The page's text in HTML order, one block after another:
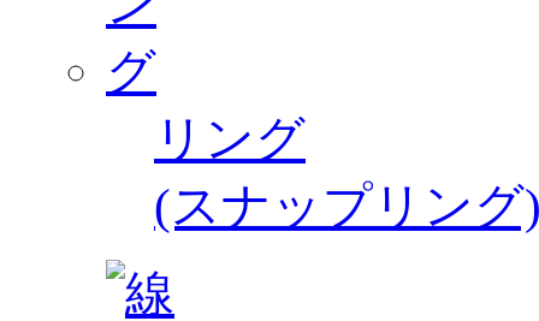
リング
(スナップリング